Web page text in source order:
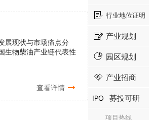
展现状与市场痛点分
生物柴油产业链代表性
查看详情
行业地位证明
产业规划
园区规划
产业招商
募投可研
项目热线